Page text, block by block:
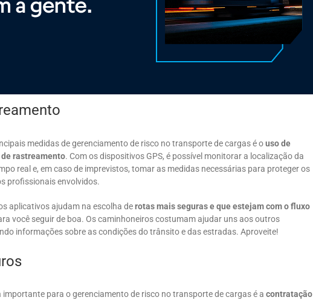
medidas de gerenciamento de risco no transporte de cargas é ouso de
rastreamento. Com os dispositivos GPS, é possível monitorar a localização da
real e, em caso de imprevistos, tomar as medidas necessárias para proteger os
profissionais envolvidos.
aplicativos ajudam na escolha derotas mais seguras e que estejam com o fluxo
você seguir de boa. Os caminhoneiros costumam ajudar uns aos outros
informações sobre as condições do trânsito e das estradas. Aproveite!
importante para o gerenciamento de risco no transporte de cargas é a contratação